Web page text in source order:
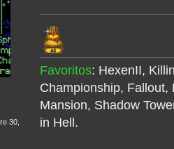
30,
Favoritos: HexenII,
Championship,
Mansion, Shadow
in Hell.